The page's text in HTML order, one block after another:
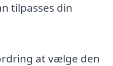
tilpasses din
at vælge den